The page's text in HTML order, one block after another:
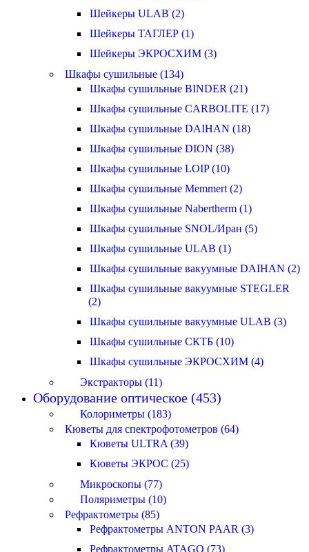
Шейкеры ULAB (2)
Шейкеры ТАГЛЕР (1)
Шейкеры ЭКРОСХИМ (3)
Шкафы сушильные (134)
Шкафы сушильные BINDER (21)
Шкафы сушильные CARBOLITE (17)
Шкафы сушильные DAIHAN (18)
Шкафы сушильные DION (38)
Шкафы сушильные LOIP (10)
Шкафы сушильные Memmert (2)
Шкафы сушильные Nabertherm (1)
Шкафы сушильные SNOL/Иран (5)
Шкафы сушильные ULAB (1)
Шкафы сушильные вакуумные DAIHAN (2)
Шкафы сушильные вакуумные STEGLER
(2)
Шкафы сушильные вакуумные ULAB (3)
Шкафы сушильные СКТБ (10)
Шкафы сушильные ЭКРОСХИМ (4)
Экстракторы (11)
Оборудование оптическое (453)
Колориметры (183)
Кюветы для спектрофотометров (64)
Кюветы ULTRA (39)
Кюветы ЭКРОС (25)
Микроскопы (77)
Поляриметры (10)
Рефрактометры (85)
Рефрактометры ANTON PAAR (3)
Рефрактометры ATAGO (73)